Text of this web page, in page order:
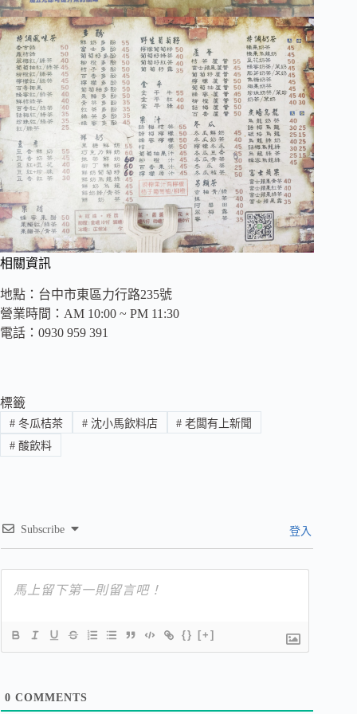
相關資訊
地點：台中市東區力行路235號
營業時間：AM 10:00 ~ PM 11:30
電話：0930 959 391
標籤
#冬瓜桔茶 #沈小馬飲料店 # 老闆有上新聞
#酸飲料
Subscribe 登入
{} [+]
0 COMMENTS